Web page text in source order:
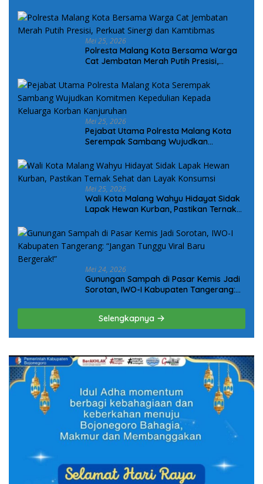
Mei 25, 2026
Polresta Malang Kota Bersama Warga
Cat Jembatan Merah Putih Presisi,
Mei 25, 2026
Pejabat Utama Polresta Malang Kota
Serempak Sambang Wujudkan
Korban Kanjuruhan
Mei 25, 2026
Wali Kota Malang Wahyu Hidayat Sidak
Lapak Hewan Kurban, Pastikan Ternak
Mei 24, 2026
Gunungan Sampah di Pasar Kemis Jadi
Sorotan, IWO-I Kabupaten Tangerang:
Selengkapnya